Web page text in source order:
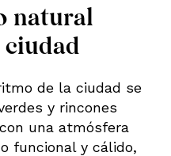
natural
ciudad
de la ciudad se
y rincones
una atmósfera
funcional y cálido,